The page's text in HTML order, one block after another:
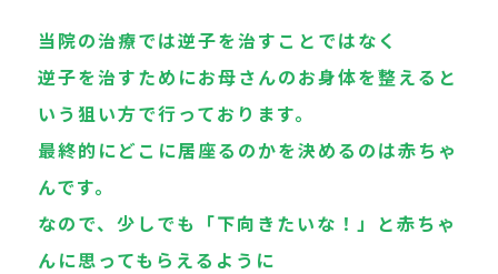
当院の治療では逆子を治すことではなく
逆子を治すためにお母さんのお身体を整えると
いう狙い方で行っております。
最終的にどこに居座るのかを決めるのは赤ちゃ
んです。
なので、少しでも「下向きたいな！」と赤ちゃ
んに思ってもらえるように